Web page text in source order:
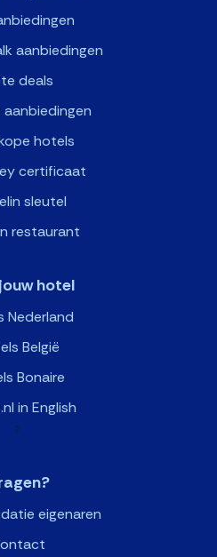
aanbiedingen
deals
aanbiedingen
hotels
certificaat
sleutel
restaurant
hotel
Nederland
België
Bonaire
in English
>
eigenaren